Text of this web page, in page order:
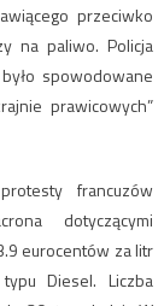
przeciwko
na paliwo. Policja
spowodowane
prawicowych”
francuzów
dotyczącymi
eurocentów za litr
Diesel. Liczba